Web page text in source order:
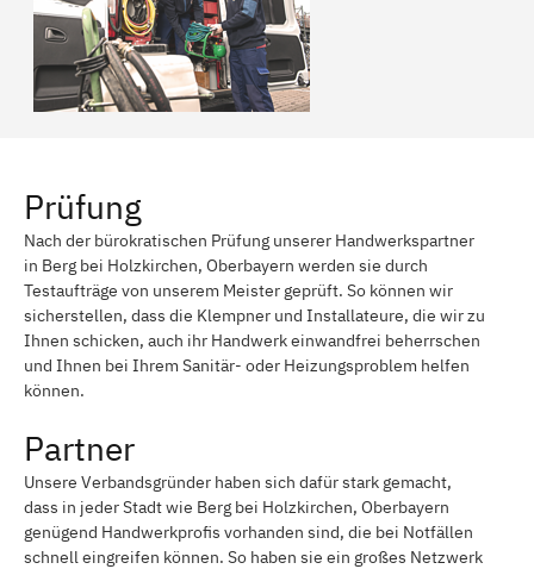
Prüfung
Nach der bürokratischen Prüfung unserer Handwerkspartner
in Berg bei Holzkirchen, Oberbayern werden sie durch
Testaufträge von unserem Meister geprüft. So können wir
sicherstellen, dass die Klempner und Installateure, die wir zu
Ihnen schicken, auch ihr Handwerk einwandfrei beherrschen
und Ihnen bei Ihrem Sanitär- oder Heizungsproblem helfen
können.
Partner
Unsere Verbandsgründer haben sich dafür stark gemacht,
dass in jeder Stadt wie Berg bei Holzkirchen, Oberbayern
genügend Handwerkprofis vorhanden sind, die bei Notfällen
schnell eingreifen können. So haben sie ein großes Netzwerk